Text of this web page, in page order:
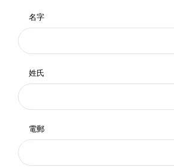
名字
姓氏
電郵